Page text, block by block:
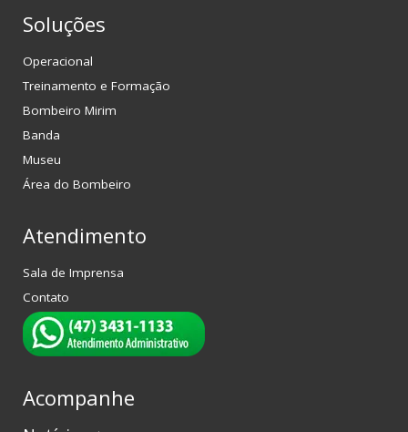
Soluções
Operacional
Treinamento e Formação
Bombeiro Mirim
Banda
Museu
Área do Bombeiro
Atendimento
Sala de Imprensa
Contato
Acompanhe